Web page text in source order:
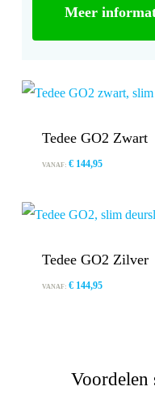
Meer
Tedee GO2 Zwart
VANAF: €144,95
Tedee GO2 Zilver
VANAF: €144,95
Voordelen